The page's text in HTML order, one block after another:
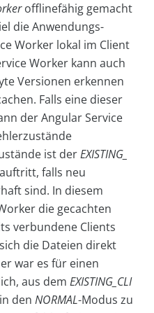
offlinefähig gemacht
die Anwendungs-
Worker lokal im Client
Worker kann auch
Versionen erkennen
Falls eine dieser
der Angular Service
ist derEXISTING_
falls neu
sind. In diesem
die gecachten
verbundene Clients
die Dateien direkt
war es für einen
aus dem EXISTING_CLI
den NORMAL-Modus zu